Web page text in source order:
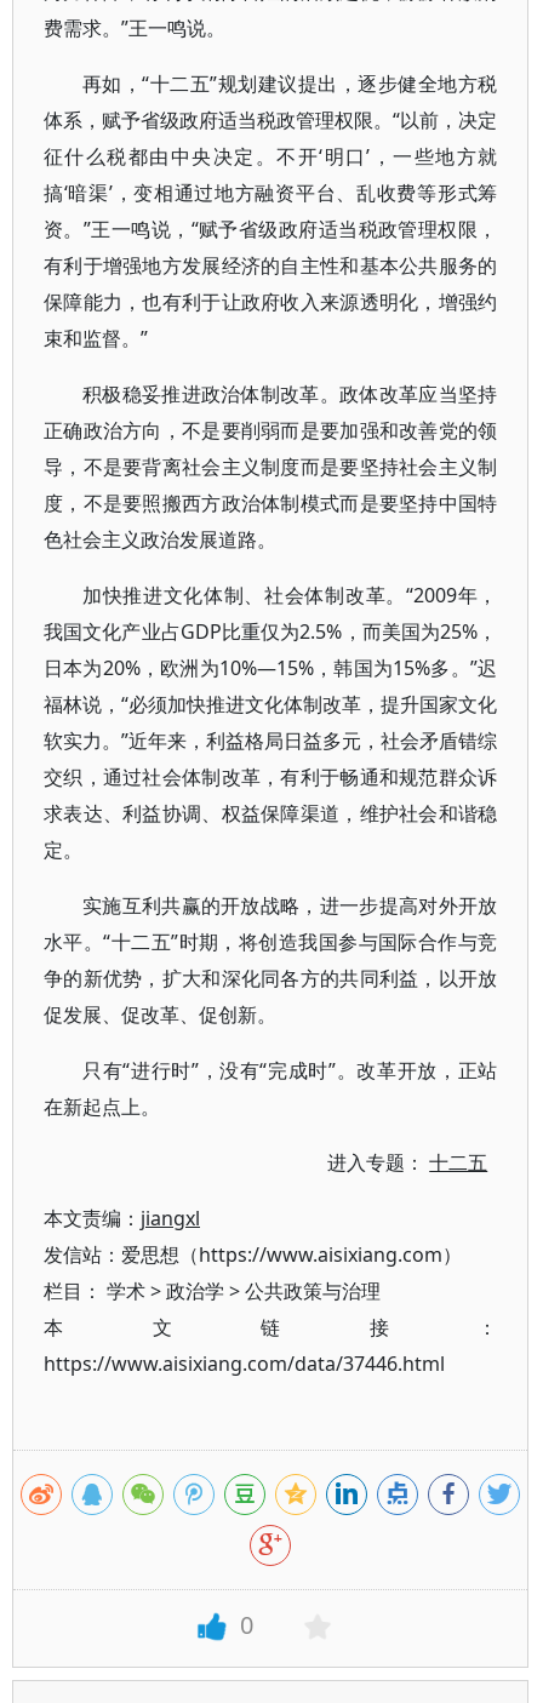
费需求。”王一鸣说。
再如，“十二五”规划建议提出，逐步健全地方税
体系，赋予省级政府适当税政管理权限。“以前，决定
征什么税都由中央决定。不开‘明口’，一些地方就
搞‘暗渠’，变相通过地方融资平台、乱收费等形式筹
资。”王一鸣说，“赋予省级政府适当税政管理权限，
有利于增强地方发展经济的自主性和基本公共服务的
保障能力，也有利于让政府收入来源透明化，增强约
束和监督。”
积极稳妥推进政治体制改革。政体改革应当坚持
正确政治方向，不是要削弱而是要加强和改善党的领
导，不是要背离社会主义制度而是要坚持社会主义制
度，不是要照搬西方政治体制模式而是要坚持中国特
色社会主义政治发展道路。
加快推进文化体制、社会体制改革。“2009年，
我国文化产业占GDP比重仅为2.5%，而美国为25%，
日本为20%，欧洲为10%—15%，韩国为15%多。”迟
福林说，“必须加快推进文化体制改革，提升国家文化
软实力。”近年来，利益格局日益多元，社会矛盾错综
交织，通过社会体制改革，有利于畅通和规范群众诉
求表达、利益协调、权益保障渠道，维护社会和谐稳
定。
实施互利共赢的开放战略，进一步提高对外开放
水平。“十二五”时期，将创造我国参与国际合作与竞
争的新优势，扩大和深化同各方的共同利益，以开放
促发展、促改革、促创新。
只有“进行时”，没有“完成时”。改革开放，正站
在新起点上。
进入专题：十二五
本文责编： jiangxl
发信站：爱思想（https://www.aisixiang.com）
栏目： 学术>政治学 >公共政策与治理
本文链接：
https://www.aisixiang.com/data/37446.html
0